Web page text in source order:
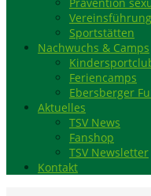
Vereinsführung
Sportstätten
Nachwuchs & Camps
Feriencamps
Ebersberger
Aktuelles
TSV News
Fanshop
TSV Newsletter
Kontakt